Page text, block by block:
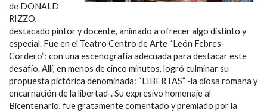
de DONALD
RIZZO,
destacado pintor y docente, animado a ofrecer algo distinto y
especial. Fue en el Teatro Centro de Arte “León Febres-
Cordero”; con una escenografía adecuada para destacar este
desafío. Allí, en menos de cinco minutos, logró culminar su
propuesta pictórica denominada: “LIBERTAS” -la diosa romana y
encarnación de la libertad-. Su expresivo homenaje al
Bicentenario, fue gratamente comentado y premiado por la